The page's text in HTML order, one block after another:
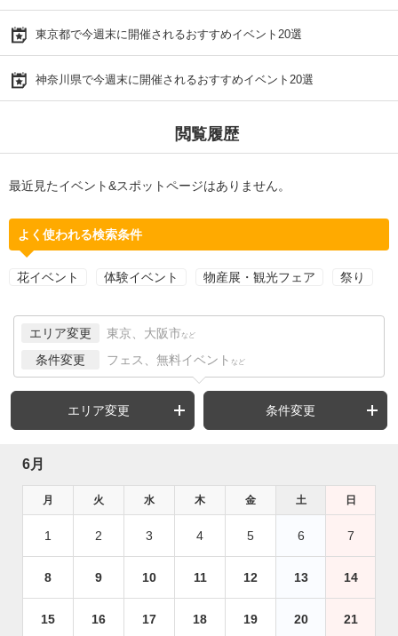
東京都で今週末に開催されるおすすめイベント20選
神奈川県で今週末に開催されるおすすめイベント20選
閲覧履歴
最近見たイベント&スポットページはありません。
よく使われる検索条件
花イベント 体験イベント 物産展・観光フェア 祭り
エリア変更 東京、大阪市 など
条件変更 フェス、無料イベント など
エリア変更 条件変更
6月
月 火 水 木 金 土 日
1 2 3 4 5 6 7
8 9 10 11 12 13 14
15 16 17 18 19 20 21